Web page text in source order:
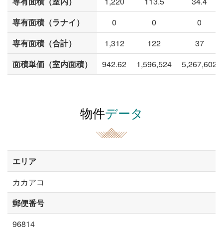
専有面積（ラナイ）
0 0
0
専有面積（合計）
1,312 122
37
面積単価（室内面積）
942.62 1,596,524 5,267,602
物件データ
エリア
カカアコ
郵便番号
96814